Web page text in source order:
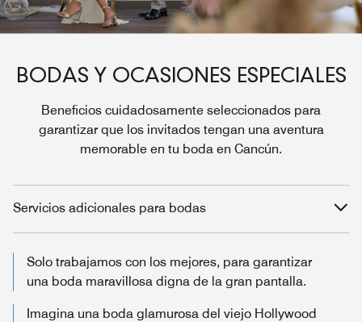
BODAS Y OCASIONES ESPECIALES
Beneficios cuidadosamente seleccionados para
garantizar que los invitados tengan una aventura
memorable en tu boda en Cancún.
Servicios adicionales para bodas
Solo trabajamos con los mejores, para garantizar
una boda maravillosa digna de la gran pantalla.
Imagina una boda glamurosa del viejo Hollywood